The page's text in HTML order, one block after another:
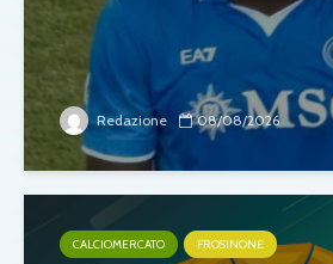
Redazione 08/08/2026
CALCIOMERCATO FROSINONE